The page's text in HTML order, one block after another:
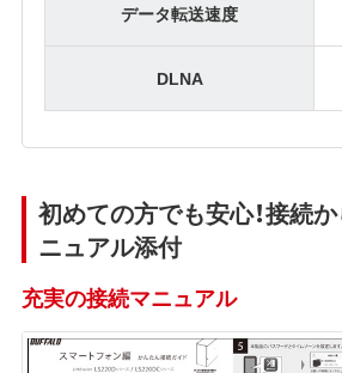
データ転送速度
DLNA
初めての方でも安心！接続
ニュアル添付
充実の接続マニュアル